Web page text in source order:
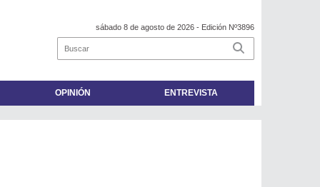
sábado 8 de agosto de 2026 - Edición Nº3896
OPINIÓN ENTREVISTA